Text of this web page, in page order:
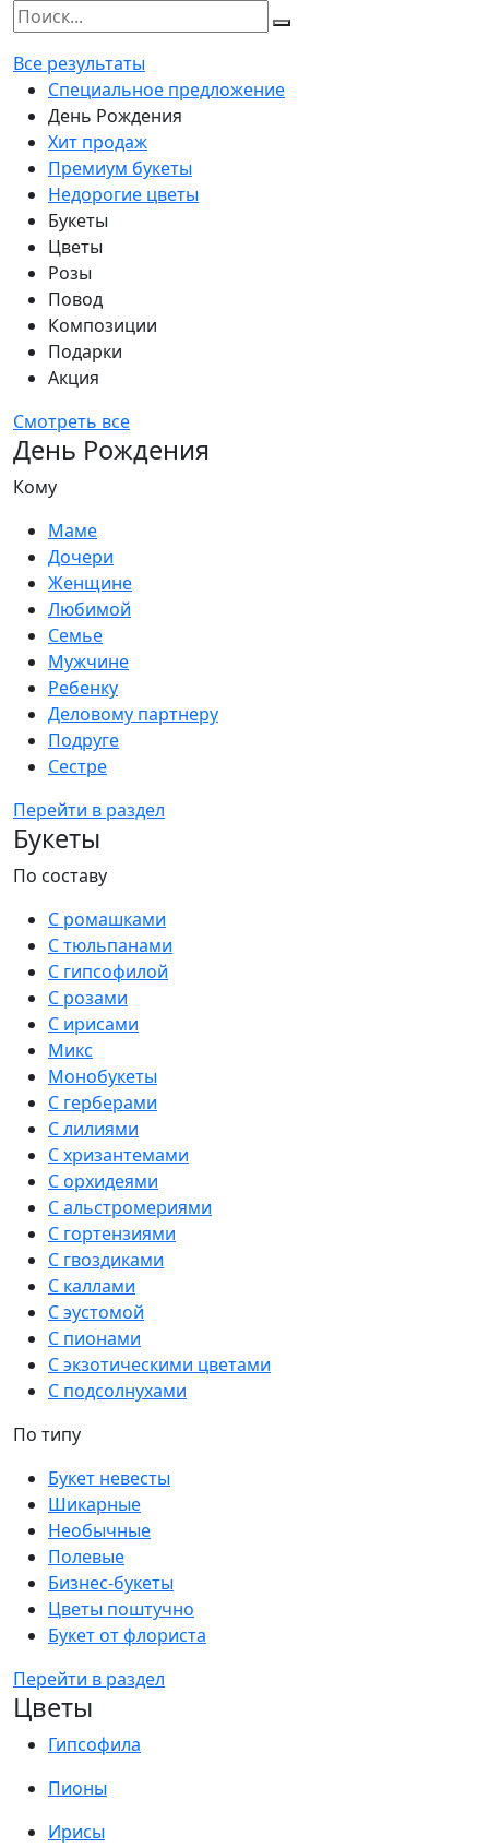
Все результаты
Специальное предложение
День Рождения
Хит продаж
Премиум букеты
Недорогие цветы
Букеты
Цветы
Розы
Повод
Композиции
Подарки
Акция
Смотреть все
День Рождения
Кому
Маме
Дочери
Женщине
Любимой
Семье
Мужчине
Ребенку
Деловому партнеру
Подруге
Сестре
Перейти в раздел
Букеты
По составу
С ромашками
С тюльпанами
С гипсофилой
С розами
С ирисами
Микс
Монобукеты
С герберами
С лилиями
С хризантемами
С орхидеями
С альстромериями
С гортензиями
С гвоздиками
С каллами
С эустомой
С пионами
С экзотическими цветами
С подсолнухами
По типу
Букет невесты
Шикарные
Необычные
Полевые
Бизнес-букеты
Цветы поштучно
Букет от флориста
Перейти в раздел
Цветы
Гипсофила
Пионы
Ирисы